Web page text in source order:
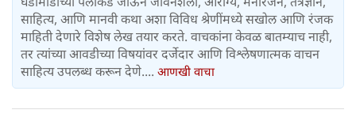
साहित्य, आणि मानवी कथा अशा विविध श्रेणींमध्ये सखोल आणि रंजक
माहिती देणारे विशेष लेख तयार करते. वाचकांना केवळ बातम्याच नाही,
तर त्यांच्या आवडीच्या विषयांवर दर्जेदार आणि विश्लेषणात्मक वाचन
साहित्य उपलब्ध करून देणे.... आणखी वाचा